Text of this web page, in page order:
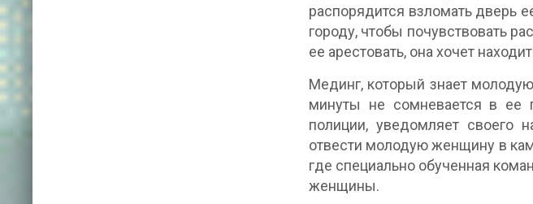
распорядится взломать дверь
городу, чтобы почувствовать
ее арестовать, она хочет
Мединг, который знает
минуты не сомневается в ее
полиции, уведомляет своего
отвести молодую женщину в
где специально обученная
женщины.